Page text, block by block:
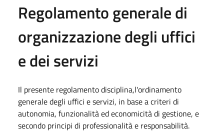
Regolamento generale di
organizzazione degli uffici
e dei servizi
Il presente regolamento disciplina,l'ordinamento
generale degli uffici e servizi, in base a criteri di
autonomia, funzionalità ed economicità di gestione, e
secondo principi di professionalità e responsabilità.